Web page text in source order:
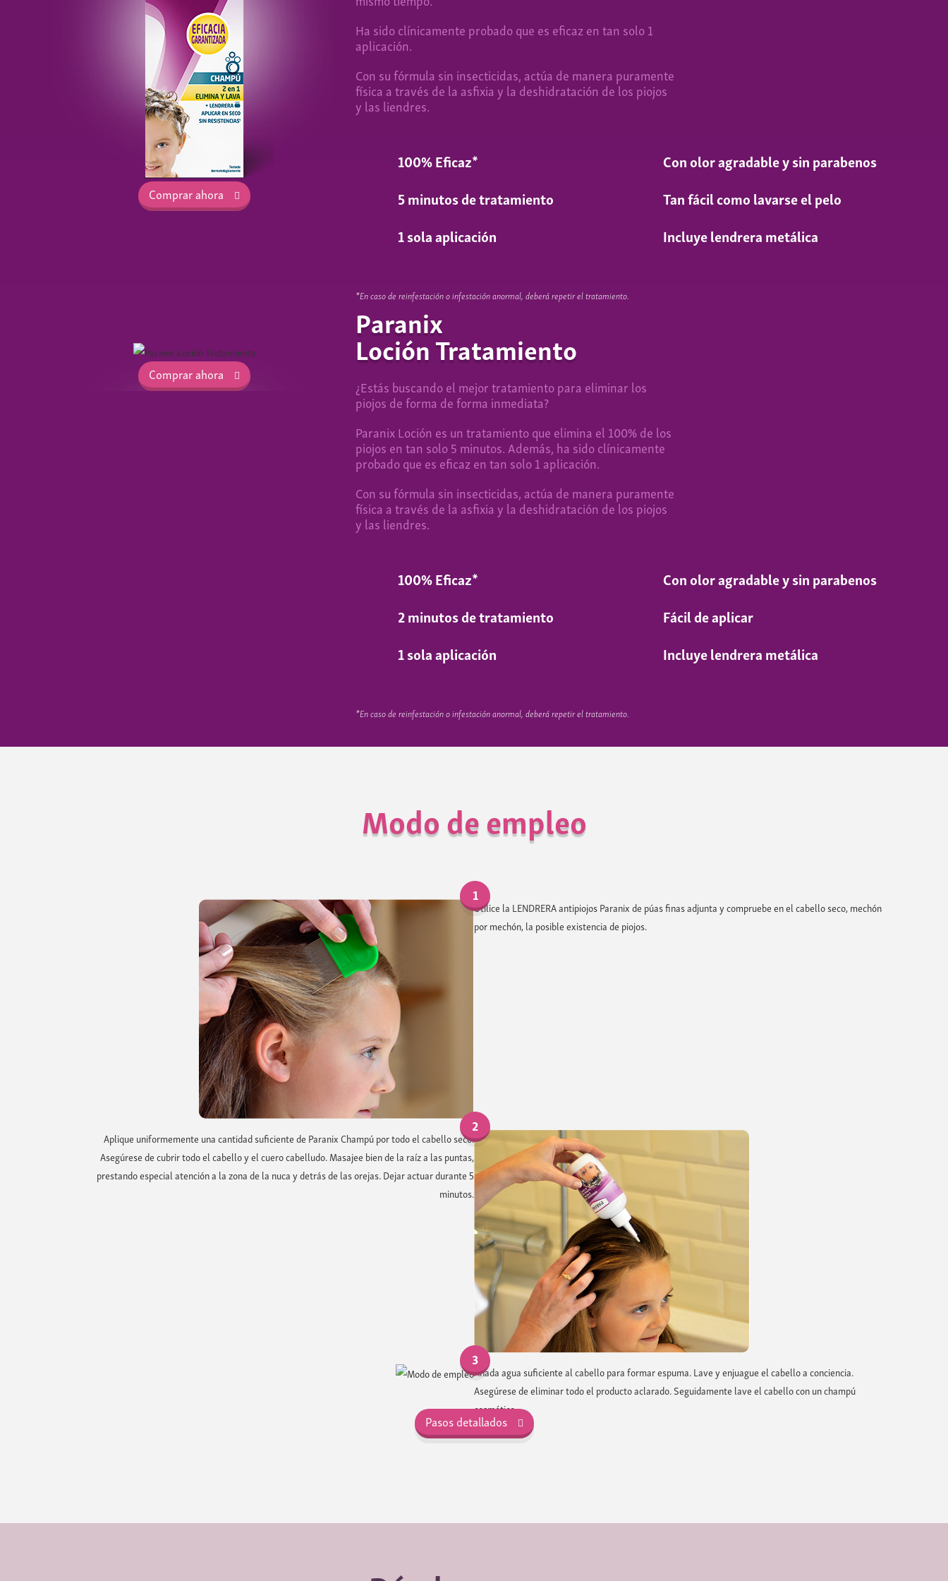
Comprar ahora
Ha sido clínicamente probado que es eficaz en tan solo 1
aplicación.
Con su fórmula sin insecticidas, actúa de manera puramente
física a través de la asfixia y la deshidratación de los piojos
y las liendres.
100% Eficaz*
5 minutos de tratamiento
1 sola aplicación
Con olor agradable y sin parabenos
Tan fácil como lavarse el pelo
Incluye lendrera metálica
*En caso de reinfestación o infestación anormal, deberá repetir el tratamiento.
Comprar ahora
Paranix
Loción Tratamiento
¿Estás buscando el mejor tratamiento para eliminar los
piojos de forma de forma inmediata?
Paranix Loción es un tratamiento que elimina el 100% de los
piojos en tan solo 5 minutos. Además, ha sido clínicamente
probado que es eficaz en tan solo 1 aplicación.
Con su fórmula sin insecticidas, actúa de manera puramente
física a través de la asfixia y la deshidratación de los piojos
y las liendres.
100% Eficaz*
2 minutos de tratamiento
1 sola aplicación
Con olor agradable y sin parabenos
Fácil de aplicar
Incluye lendrera metálica
*En caso de reinfestación o infestación anormal, deberá repetir el tratamiento.
Modo de empleo
1
Utilice la LENDRERA antipiojos Paranix de púas finas adjunta y compruebe en el cabello seco, mechón
por mechón, la posible existencia de piojos.
2
Aplique uniformemente una cantidad suficiente de Paranix Champú por todo el cabello seco.
Asegúrese de cubrir todo el cabello y el cuero cabelludo. Masajee bien de la raíz a las puntas,
prestando especial atención a la zona de la nuca y detrás de las orejas. Dejar actuar durante 5
minutos.
3
Añada agua suficiente al cabello para formar espuma. Lave y enjuague el cabello a conciencia.
Asegúrese de eliminar todo el producto aclarado. Seguidamente lave el cabello con un champú
cosmético.
Pasos detallados